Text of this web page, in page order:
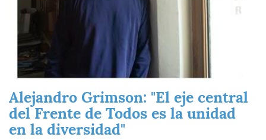
Alejandro Grimson: "El eje central
del Frente de Todos es la unidad
en la diversidad"